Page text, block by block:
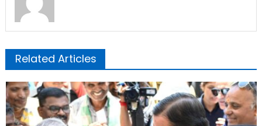
Related Articles